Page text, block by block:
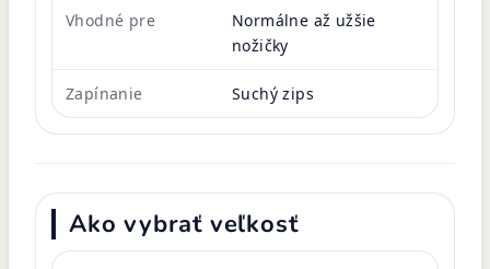
Vhodné pre
Normálne až užšie
nožičky
Zapínanie Suchý zips
Ako vybrať veľkosť